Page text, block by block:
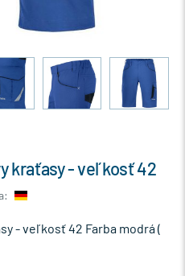
kraťasy - veľkosť 42
- veľkosť 42 Farba modrá (